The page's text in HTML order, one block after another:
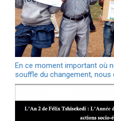
En ce moment important où
souffle du changement, nous